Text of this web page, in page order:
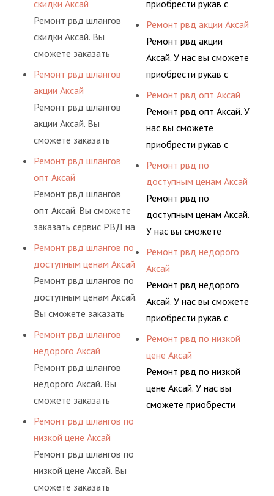
условиях
долговременного
комплексного
гидросистем Вашего
предприятия.
скидки Аксай
Ремонт рвд шлангов
скидки Аксай. Вы
сможете заказать
сервис РВД на разовой
основе либо на
условиях
долговременного
комплексного
гидросистем Вашего
Ремонт рвд шлангов
акции Аксай
Ремонт рвд шлангов
акции Аксай. Вы
сможете заказать
сервис РВД на разовой
основе либо на
условиях
долговременного
комплексного
гидросистем Вашего
предприятия.
Ремонт рвд шлангов
опт Аксай
Ремонт рвд шлангов
опт Аксай. Вы сможете
заказать сервис РВД на
разовой основе либо на
условиях
долговременного
комплексного
обслуживания
предприятия.
Ремонт рвд шлангов по
доступным ценам Аксай
Ремонт рвд шлангов по
доступным ценам Аксай.
Вы сможете заказать
сервис РВД на разовой
основе либо на
условиях
долговременного
комплексного
гидросистем Вашего
предприятия.
Ремонт рвд шлангов
недорого Аксай
Ремонт рвд шлангов
недорого Аксай. Вы
сможете заказать
сервис РВД на разовой
основе либо на
условиях
долговременного
комплексного
Ремонт рвд шлангов по
низкой цене Аксай
Ремонт рвд шлангов по
низкой цене Аксай. Вы
сможете заказать
сложную задачу.
шлангов производится
высококвалифицирован
помогут решить любую
сложную задачу.
приобрести рукав с
разными фитингами и
комплектующими,
АДЫМ Инжиниринг
предлагает ремонт
давления. Ремонт
шлангов производится
ными спецами, которые
помогут решить любую
сложную задачу.
Ремонт рвд акции Аксай
Ремонт рвд акции
Аксай. У нас вы сможете
приобрести рукав с
разными фитингами и
комплектующими,
АДЫМ Инжиниринг
предлагает ремонт
давления. Ремонт
шлангов производится
высококвалифицирован
ными спецами, которые
сложную задачу.
Ремонт рвд опт Аксай
Ремонт рвд опт Аксай. У
нас вы сможете
приобрести рукав с
разными фитингами и
комплектующими,
АДЫМ Инжиниринг
предлагает ремонт
шлангов высокого
шлангов производится
ными спецами, которые
сложную задачу.
Ремонт рвд по
доступным ценам Аксай
Ремонт рвд по
доступным ценам Аксай.
У нас вы сможете
приобрести рукав с
разными фитингами и
комплектующими,
АДЫМ Инжиниринг
предлагает ремонт
давления. Ремонт
шлангов производится
высококвалифицирован
ными спецами, которые
помогут решить любую
Ремонт рвд недорого
Аксай
Ремонт рвд недорого
Аксай. У нас вы сможете
приобрести рукав с
разными фитингами и
комплектующими,
АДЫМ Инжиниринг
предлагает ремонт
шлангов высокого
Ремонт рвд по низкой
цене Аксай
Ремонт рвд по низкой
цене Аксай. У нас вы
сможете приобрести